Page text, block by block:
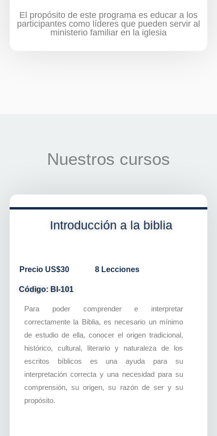
El propósito de este programa es educar a los
participantes como líderes que pueden servir al
ministerio familiar en la iglesia
Nuestros cursos
Introducción a la biblia
Precio US$30 8 Lecciones
Código: BI-101
Para poder comprender e interpretar
correctamente la Biblia, es necesario un mínimo
de estudio de ella, conocer el origen tradicional,
histórico, cultural, literario y naturaleza de los
escritos bíblicos es una ayuda para su
interpretación correcta y una necesidad para su
comprensión, su origen, su razón de ser y su
propósito.